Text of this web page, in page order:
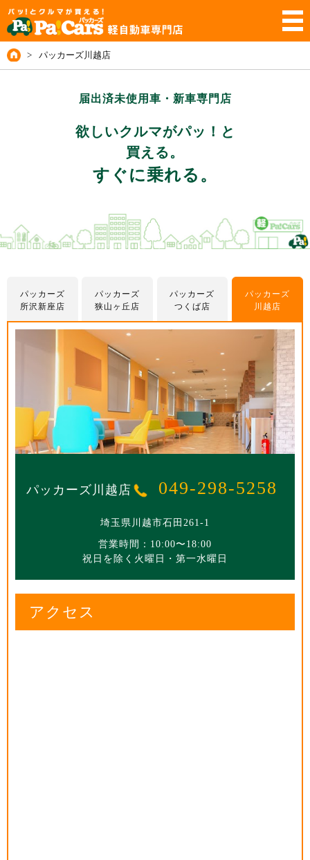
> パッカーズ川越店
届出済未使用車・新車専門店
欲しいクルマがパッ！と
買える。
すぐに乗れる。
パッカーズ
所沢新座店
パッカーズ
狭山ヶ丘店
パッカーズ
つくば店
パッカーズ
川越店
埼玉県所沢市坂之下17-1
営業時間：10:00〜18:00
アクセス
埼玉県所沢市東狭山ヶ丘5-2718-2
営業時間：10:00〜18:00
アクセス
茨城県つくば市稲岡730-10
営業時間：10:00〜18:00
アクセス
パッカーズ川越店 049-298-5258
埼玉県川越市石田261-1
営業時間：10:00〜18:00
祝日を除く火曜日・第一水曜日
アクセス